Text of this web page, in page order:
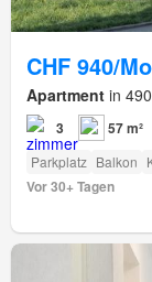
CHF 940/
Apartment in
3 57 m²
Parkplatz Balkon
Vor 30+ Tagen